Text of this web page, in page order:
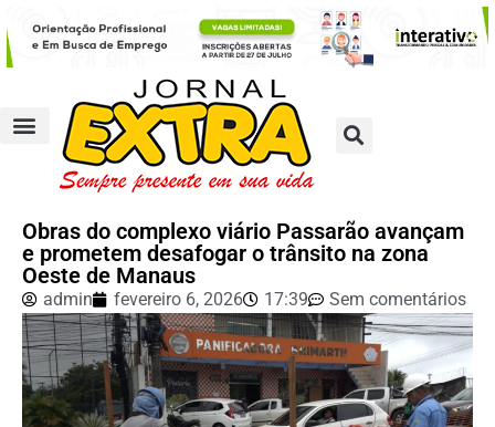
Obras do complexo viário Passarão avançam
e prometem desafogar o trânsito na zona
Oeste de Manaus
admin fevereiro 6, 2026 17:39 Sem comentários